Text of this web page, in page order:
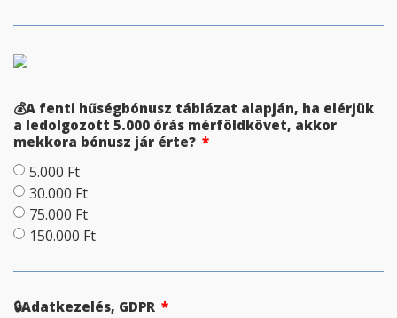
💰A fenti hűségbónusz táblázat alapján, ha elérjük
a ledolgozott 5.000 órás mérföldkövet, akkor
mekkora bónusz jár érte?
5.000 Ft
30.000 Ft
75.000 Ft
150.000 Ft
🔒Adatkezelés, GDPR